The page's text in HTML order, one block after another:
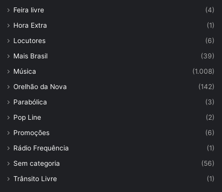
Feira livre
(4)
Hora Extra
(1)
Locutores
(6)
Mais Brasil
(39)
Música
(1.008)
Orelhão da Nova
(142)
Parabólica
(3)
Pop Line
(2)
Promoções
(6)
Rádio Frequência
(1)
Sem categoria
(56)
Trânsito Livre
(1)